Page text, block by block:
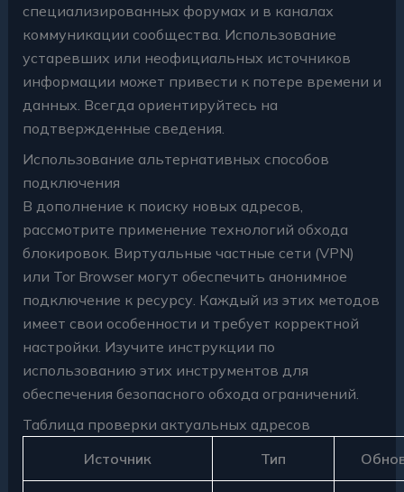
специализированных форумах и в каналах
коммуникации сообщества. Использование
устаревших или неофициальных источников
информации может привести к потере времени и
данных. Всегда ориентируйтесь на
подтвержденные сведения.
Использование альтернативных способов
подключения
В дополнение к поиску новых адресов,
рассмотрите применение технологий обхода
блокировок. Виртуальные частные сети (VPN)
или Tor Browser могут обеспечить анонимное
подключение к ресурсу. Каждый из этих методов
имеет свои особенности и требует корректной
настройки. Изучите инструкции по
использованию этих инструментов для
обеспечения безопасного обхода ограничений.
Таблица проверки актуальных адресов
Источник
Тип